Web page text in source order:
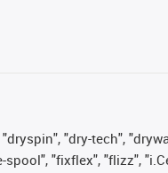
"dry-tech",
"fixflex", "flizz",